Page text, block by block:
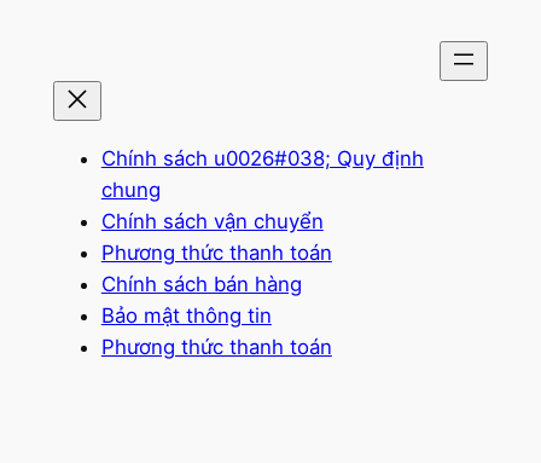
phần
Chính sách u0026#038; Quy định
chung
Chính sách vận chuyển
Phương thức thanh toán
Chính sách bán hàng
Bảo mật thông tin
Phương thức thanh toán